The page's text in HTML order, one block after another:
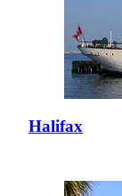
Halifax